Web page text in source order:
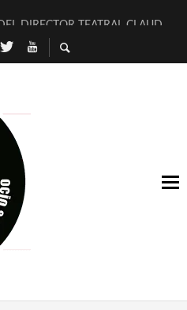
DIRECTOR TEATRAL CLAUDIO
DE LA KATARSIS DEL TOMATAZO
[BITÁCORA 3.0] EN EXVITA
EN EXVITA [RELATIVA
INTERPRETANDO A SERRAT
DE ARMONÍA PERSECUTORIA]
EXPLICA [DESCASADA]
PUTOS SUEÑOS»